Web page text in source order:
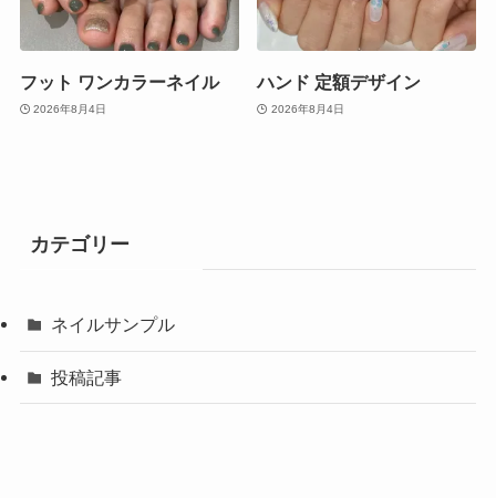
フット ワンカラーネイル
2026年8月4日
ハンド 定額デザイン
2026年8月4日
カテゴリー
ネイルサンプル
投稿記事